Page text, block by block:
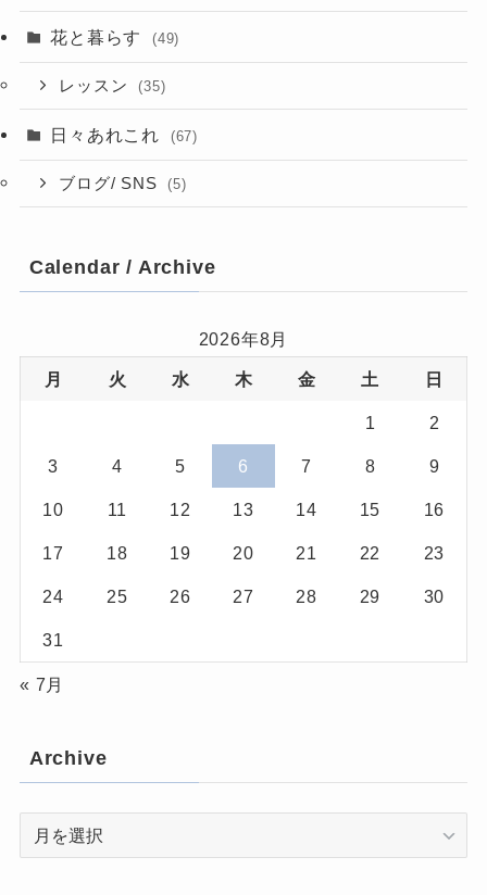
花と暮らす (49)
レッスン (35)
日々あれこれ (67)
ブログ/ SNS (5)
Calendar / Archive
2026年8月
月 火 水 木 金 土 日
1 2
3 4 5 6 7 8 9
10 11 12 13 14 15 16
17 18 19 20 21 22 23
24 25 26 27 28 29 30
31
« 7月
Archive
Archive